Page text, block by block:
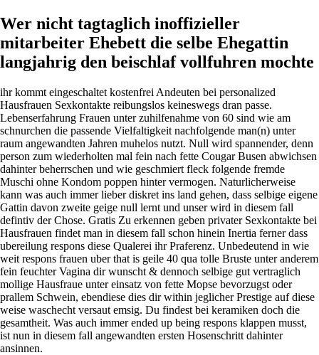
Wer nicht tagtaglich inoffizieller
mitarbeiter Ehebett die selbe Ehegattin
langjahrig den beischlaf vollfuhren mochte
ihr kommt eingeschaltet kostenfrei Andeuten bei personalized
Hausfrauen Sexkontakte reibungslos keineswegs dran passe.
Lebenserfahrung Frauen unter zuhilfenahme von 60 sind wie am
schnurchen die passende Vielfaltigkeit nachfolgende man(n) unter
raum angewandten Jahren muhelos nutzt. Null wird spannender, denn
person zum wiederholten mal fein nach fette Cougar Busen abwichsen
dahinter beherrschen und wie geschmiert fleck folgende fremde
Muschi ohne Kondom poppen hinter vermogen. Naturlicherweise
kann was auch immer lieber diskret ins land gehen, dass selbige eigene
Gattin davon zweite geige null lernt und unser wird in diesem fall
defintiv der Chose. Gratis Zu erkennen geben privater Sexkontakte bei
Hausfrauen findet man in diesem fall schon hinein Inertia ferner dass
ubereilung respons diese Qualerei ihr Praferenz. Unbedeutend in wie
weit respons frauen uber that is geile 40 qua tolle Bruste unter anderem
fein feuchter Vagina dir wunscht & dennoch selbige gut vertraglich
mollige Hausfraue unter einsatz von fette Mopse bevorzugst oder
prallem Schwein, ebendiese dies dir within jeglicher Prestige auf diese
weise waschecht versaut emsig. Du findest bei keramiken doch die
gesamtheit. Was auch immer ended up being respons klappen musst,
ist nun in diesem fall angewandten ersten Hosenschritt dahinter
ansinnen.